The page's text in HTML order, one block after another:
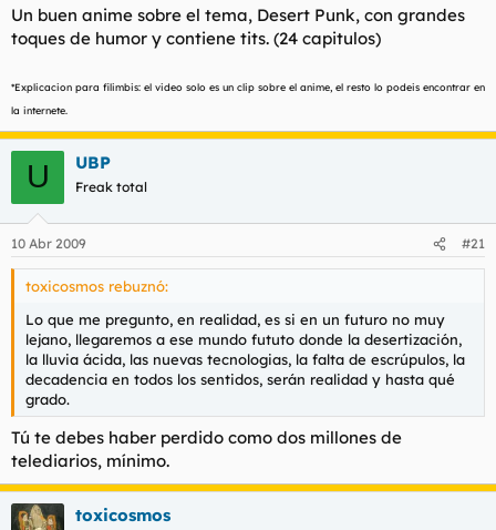
Un buen anime sobre el tema, Desert Punk, con grandes
toques de humor y contiene tits. (24 capitulos)
*Explicacion para filimbis: el video solo es un clip sobre el anime, el resto lo podeis encontrar en
la internete.
U UBP
Freak total
10 Abr 2009 #21
toxicosmos rebuznó:
Lo que me pregunto, en realidad, es si en un futuro no muy
lejano, llegaremos a ese mundo fututo donde la desertización,
la lluvia ácida, las nuevas tecnologias, la falta de escrúpulos, la
decadencia en todos los sentidos, serán realidad y hasta qué
grado.
Tú te debes haber perdido como dos millones de
telediarios, mínimo.
toxicosmos